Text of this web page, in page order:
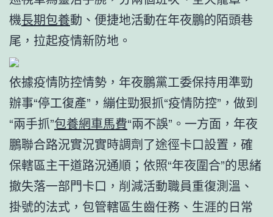
機長期包養動、便捷地活動在年夜鵬的陌頭巷
尾，拉起疫情新防地。
依據疫情防控情勢，年夜鵬黨工委保持用準勁
辦事“停工復產”，繃住勁狠抓“疫情防控”，做到
“兩手抓”包養網車馬費“兩不誤”。一方面，年夜
鵬聯合路況實況實時調劑了途徑卡口設置，確
保轄區主干道路況通順；依照“年夜圍合”的思緒
撤失落一部門卡口，削減活動職員重復測溫、
掛號的法式，包管轄區生齒任務、生涯的日常